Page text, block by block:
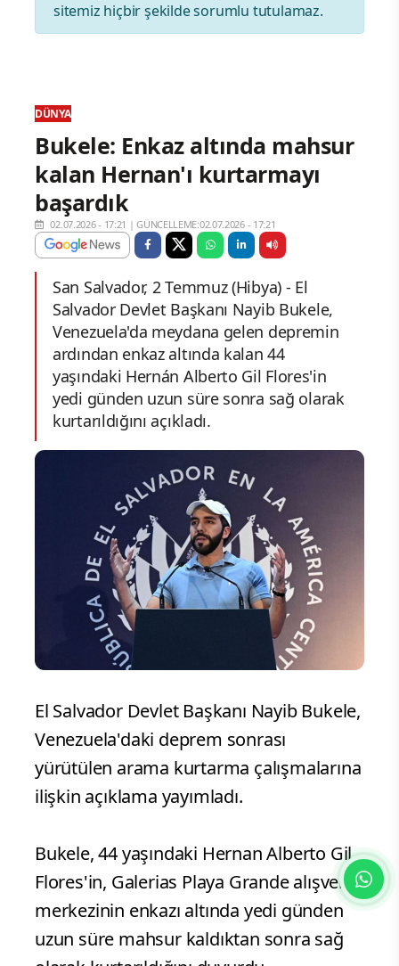
sitemiz hiçbir şekilde sorumlu tutulamaz.
DÜNYA
Bukele: Enkaz altında mahsur
kalan Hernan'ı kurtarmayı
başardık
02.07.2026 - 17:21 |GÜNCELLEME:02.07.2026 - 17:21
San Salvador, 2 Temmuz (Hibya) - El
Salvador Devlet Başkanı Nayib Bukele,
Venezuela'da meydana gelen depremin
ardından enkaz altında kalan 44
yaşındaki Hernán Alberto Gil Flores'in
yedi günden uzun süre sonra sağ olarak
kurtarıldığını açıkladı.
El Salvador Devlet Başkanı Nayib Bukele,
Venezuela'daki deprem sonrası
yürütülen arama kurtarma çalışmalarına
ilişkin açıklama yayımladı.
Bukele, 44 yaşındaki Hernan Alberto Gil
Flores'in, Galerias Playa Grande alışveriş
merkezinin enkazı altında yedi günden
uzun süre mahsur kaldıktan sonra sağ